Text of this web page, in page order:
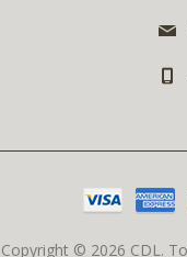
Copyright © 2026 CDL.